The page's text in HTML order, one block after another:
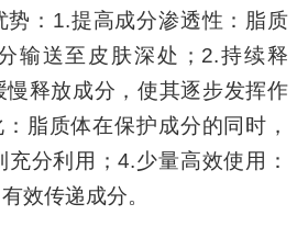
势：1.提高成分渗透性：脂质
输送至皮肤深处；2.持续释
慢释放成分，使其逐步发挥作
脂质体在保护成分的同时，
分利用；4.少量高效使用：
效传递成分。